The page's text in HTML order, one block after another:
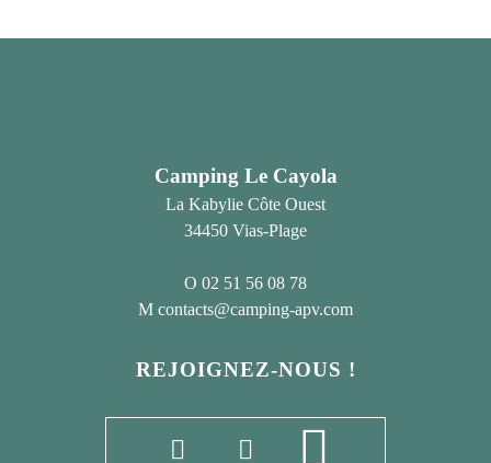
Camping Le Cayola
La Kabylie Côte Ouest
34450 Vias-Plage
02 51 56 08 78
contacts@camping-apv.com
REJOIGNEZ-NOUS !